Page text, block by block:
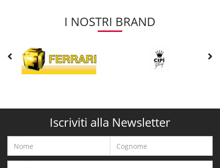
I NOSTRI BRAND
Iscriviti alla Newsletter